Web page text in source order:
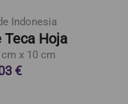
Indonesia
Teca Hoja
x 10 cm
€